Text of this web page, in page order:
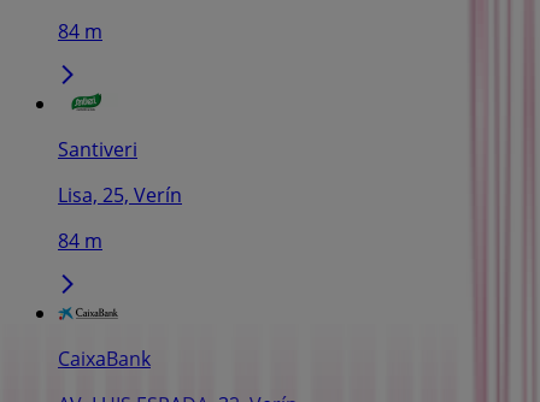
84 m
Santiveri
Lisa, 25, Verín
84 m
CaixaBank